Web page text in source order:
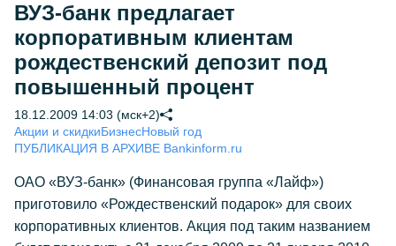
ВУЗ-банк предлагает
корпоративным клиентам
рождественский депозит под
повышенный процент
18.12.2009 14:03 (мск+2)
Акции и скидкиБизнесНовый год
ПУБЛИКАЦИЯ В АРХИВЕ Bankinform.ru
ОАО «ВУЗ-банк» (Финансовая группа «Лайф»)
приготовило «Рождественский подарок» для своих
корпоративных клиентов. Акция под таким названием